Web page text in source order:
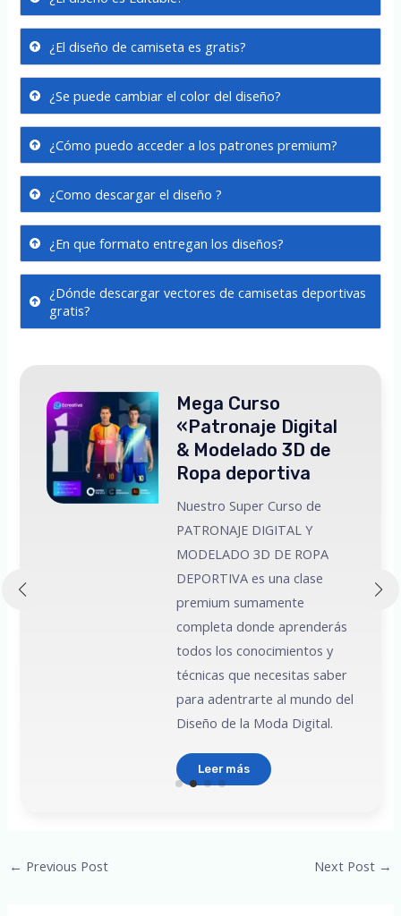
¿El diseño de camiseta es gratis?
¿Se puede cambiar el color del diseño?
¿Cómo puedo acceder a los patrones premium?
¿Como descargar el diseño ?
¿En que formato entregan los diseños?
¿Dónde descargar vectores de camisetas deportivas
gratis?
Mega Curso
«Patronaje Digital
& Modelado 3D de
Ropa deportiva
Nuestro Super Curso de
PATRONAJE DIGITAL Y
MODELADO 3D DE ROPA
DEPORTIVA es una clase
premium sumamente
completa donde aprenderás
todos los conocimientos y
técnicas que necesitas saber
para adentrarte al mundo del
Diseño de la Moda Digital.
Leer más
Post
← Previous Post Next Post →